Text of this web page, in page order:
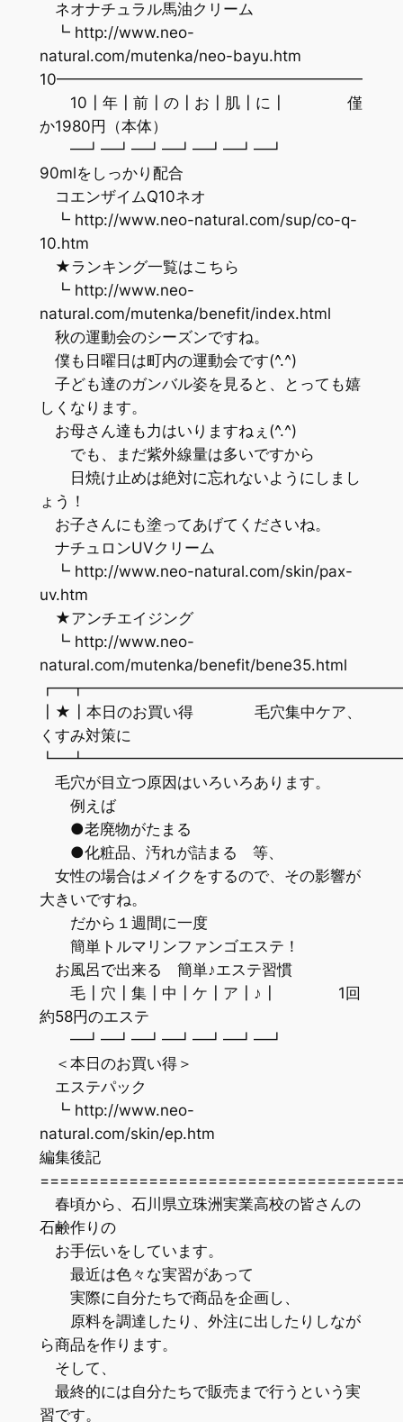
ネオナチュラル馬油クリーム
┗ http://www.neo-
natural.com/mutenka/neo-bayu.htm
10————————————————————
10┃年┃前┃の┃お┃肌┃に┃ 僅
か1980円（本体）
━┛━┛━┛━┛━┛━┛━┛
90mlをしっかり配合
コエンザイムQ10ネオ
┗ http://www.neo-natural.com/sup/co-q-
10.htm
★ランキング一覧はこちら
┗ http://www.neo-
natural.com/mutenka/benefit/index.html
秋の運動会のシーズンですね。
僕も日曜日は町内の運動会です(^.^)
子ども達のガンバル姿を見ると、とっても嬉
しくなります。
お母さん達も力はいりますねぇ(^.^)
でも、まだ紫外線量は多いですから
日焼け止めは絶対に忘れないようにしまし
ょう！
お子さんにも塗ってあげてくださいね。
ナチュロンUVクリーム
┗ http://www.neo-natural.com/skin/pax-
uv.htm
★アンチエイジング
┗ http://www.neo-
natural.com/mutenka/benefit/bene35.html
┃★┃本日のお買い得 毛穴集中ケア、
くすみ対策に
毛穴が目立つ原因はいろいろあります。
例えば
●老廃物がたまる
●化粧品、汚れが詰まる 等、
女性の場合はメイクをするので、その影響が
大きいですね。
だから１週間に一度
簡単トルマリンファンゴエステ！
お風呂で出来る 簡単♪エステ習慣
毛┃穴┃集┃中┃ケ┃ア┃♪┃ 1回
約58円のエステ
━┛━┛━┛━┛━┛━┛━┛
＜本日のお買い得＞
エステパック
┗ http://www.neo-
natural.com/skin/ep.htm
編集後記
春頃から、石川県立珠洲実業高校の皆さんの
石鹸作りの
お手伝いをしています。
最近は色々な実習があって
実際に自分たちで商品を企画し、
原料を調達したり、外注に出したりしなが
ら商品を作ります。
そして、
最終的には自分たちで販売まで行うという実
習です。